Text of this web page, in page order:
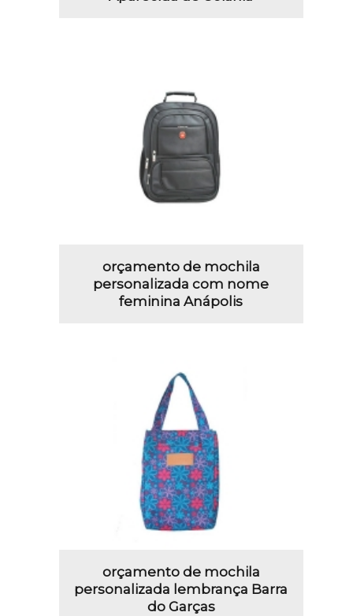
orçamento de mochila
personalizada com nome
feminina Anápolis
orçamento de mochila
personalizada lembrança Barra
do Garças